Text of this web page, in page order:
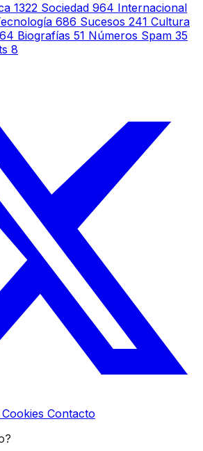
1322 Sociedad 964 Internacional
686 Sucesos 241 Cultura
64 Biografías 51 Números Spam 35
8
Cookies Contacto